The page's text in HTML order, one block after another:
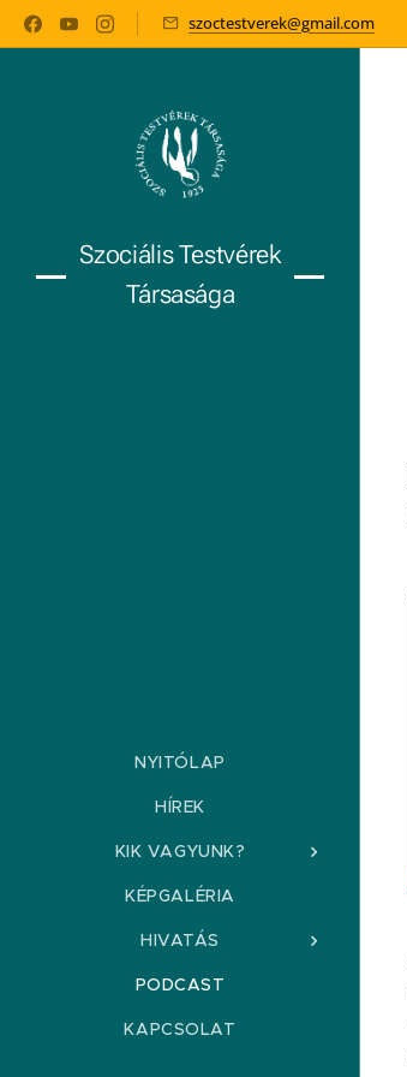
szoctestverek@gmail.com
Szociális Testvérek
Társasága
NYITÓLAP
HÍREK
KIK VAGYUNK?
KÉPGALÉRIA
HIVATÁS
PODCAST
KAPCSOLAT